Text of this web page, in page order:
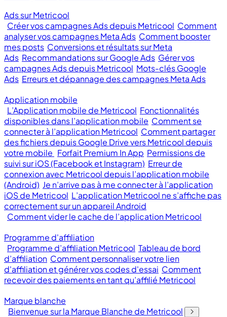
Ads sur Metricool
Créer vos campagnes Ads depuis Metricool Comment
analyser vos campagnes Meta Ads Comment booster
mes posts Conversions et résultats sur Meta
Ads Recommandations sur Google Ads Gérer vos
campagnes Ads depuis Metricool Mots-clés Google
Ads Erreurs et dépannage des campagnes Meta Ads
Application mobile
L’Application mobile de Metricool Fonctionnalités
disponibles dans l’application mobile Comment se
connecter à l’application Metricool Comment partager
des fichiers depuis Google Drive vers Metricool depuis
votre mobile Forfait Premium In App Permissions de
suivi sur iOS (Facebook et Instagram) Erreur de
connexion avec Metricool depuis l’application mobile
(Android) Je n’arrive pas à me connecter à l’application
iOS de Metricool L’application Metricool ne s’affiche pas
correctement sur un appareil Android
Comment vider le cache de l’application Metricool
Programme d'affiliation
Programme d’affiliation Metricool Tableau de bord
d’affiliation Comment personnaliser votre lien
d'affiliation et générer vos codes d'essai Comment
recevoir des paiements en tant qu’affilié Metricool
Marque blanche
Bienvenue sur la Marque Blanche de Metricool